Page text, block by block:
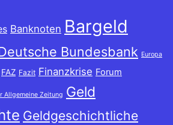
Banknoten Bargeld
Bundesbank Europa
FAZ Fazit Finanzkrise Forum
Allgemeine Zeitung Geld
Geldgeschichtliche